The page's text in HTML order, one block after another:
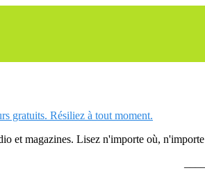
gratuits. Résiliez à tout moment.
et magazines. Lisez n'importe où,